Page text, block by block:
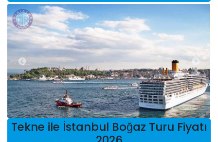
Tekne ile İstanbul Boğaz Turu Fiyatı